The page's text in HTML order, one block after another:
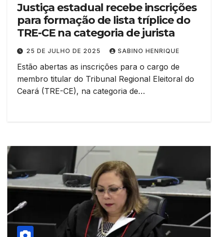
Justiça estadual recebe inscrições
para formação de lista tríplice do
TRE-CE na categoria de jurista
25 DE JULHO DE 2025 SABINO HENRIQUE
Estão abertas as inscrições para o cargo de
membro titular do Tribunal Regional Eleitoral do
Ceará (TRE-CE), na categoria de…